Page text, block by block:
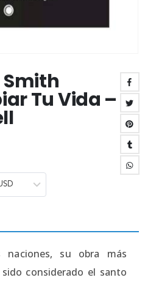
Tu Vida –
su obra más
considerado el santo